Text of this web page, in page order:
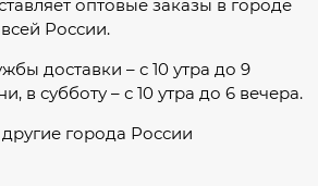
оптовые заказы в городе
России.
доставки – с 10 утра до 9
в субботу – с 10 утра до 6 вечера.
города России